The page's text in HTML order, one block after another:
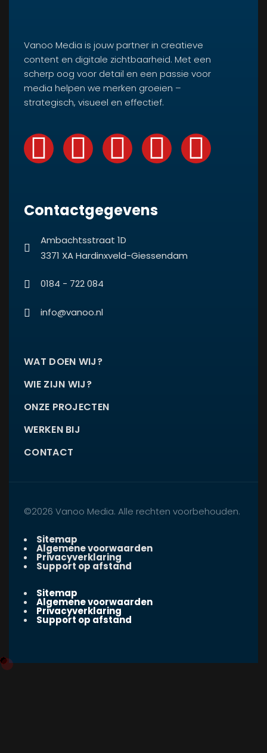
Vanoo Media is jouw partner in creatieve
content en digitale zichtbaarheid. Met een
scherp oog voor detail en een passie voor
media helpen we merken groeien –
strategisch, visueel en effectief.
Contactgegevens
Ambachtsstraat 1D
3371 XA Hardinxveld-Giessendam
0184 - 722 084
info@vanoo.nl
WAT DOEN WIJ?
WIE ZIJN WIJ?
ONZE PROJECTEN
WERKEN BIJ
CONTACT
©2026 Vanoo Media. Alle rechten voorbehouden.
Sitemap
Algemene voorwaarden
Privacyverklaring
Support op afstand
Sitemap
Algemene voorwaarden
Privacyverklaring
Support op afstand